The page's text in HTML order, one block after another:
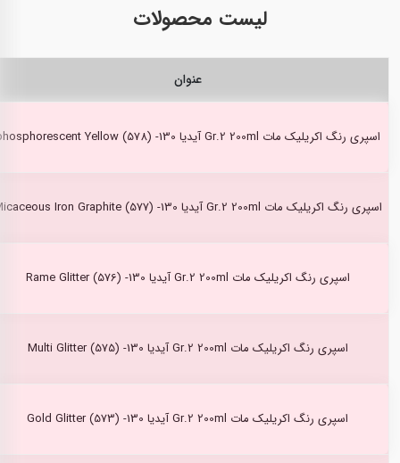
لیست محصولات
عنوان
اسپری رنگ اکریلیک مات Gr.2 200ml آیدیا phosphorescent Yellow (578) -130
اسپری رنگ اکریلیک مات Gr.2 200ml آیدیا Micaceous Iron Graphite (577) -130
اسپری رنگ اکریلیک مات Gr.2 200ml آیدیا Rame Glitter (576) -130
اسپری رنگ اکریلیک مات Gr.2 200ml آیدیا Multi Glitter (575) -130
اسپری رنگ اکریلیک مات Gr.2 200ml آیدیا Gold Glitter (573) -130